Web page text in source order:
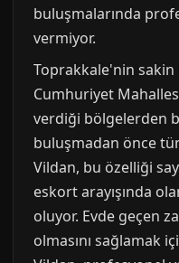
buluşmalarında
vermiyor.
Toprakkale'nin
Cumhuriyet
verdiği bölgelerden
buluşmadan önce
Vildan, bu özelliği
eskort arayışında
oluyor. Evde geçen
olmasını sağlamak